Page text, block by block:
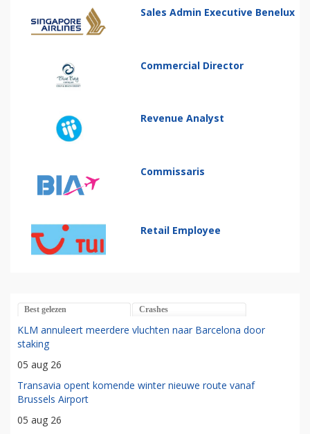
Sales Admin Executive Benelux
Commercial Director
Revenue Analyst
Commissaris
Retail Employee
Best gelezen Crashes
KLM annuleert meerdere vluchten naar Barcelona door
staking
05 aug 26
Transavia opent komende winter nieuwe route vanaf
Brussels Airport
05 aug 26